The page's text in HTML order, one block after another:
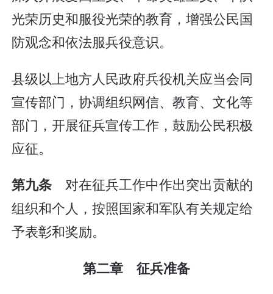
光荣历史和服役光荣的教育，增强公民国
防观念和依法服兵役意识。
县级以上地方人民政府兵役机关应当会同
宣传部门，协调组织网信、教育、文化等
部门，开展征兵宣传工作，鼓励公民积极
应征。
第九条 对在征兵工作中作出突出贡献的
组织和个人，按照国家和军队有关规定给
予表彰和奖励。
第二章 征兵准备